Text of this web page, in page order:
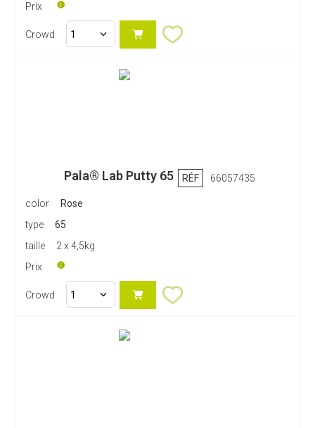
Prix
Crowd
Pala® Lab Putty 65 RÉF 66057435
color
Rose
type
65
taille
2 x 4,5kg
Prix
Crowd